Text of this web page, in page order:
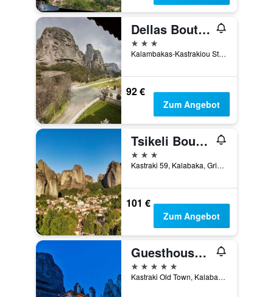
Dellas Boutique Hotel
3 Sterne
Kalambakas-Kastrakiou Street, Kalabaka, Griechenland
92 €
Zum Angebot
Tsikeli Boutique Hotel Meteora - Adults Friendly
3 Sterne
Kastraki 59, Kalabaka, Griechenland
101 €
Zum Angebot
Guesthouse Sotiriou
5 Sterne
Kastraki Old Town, Kalabaka, Griechenland